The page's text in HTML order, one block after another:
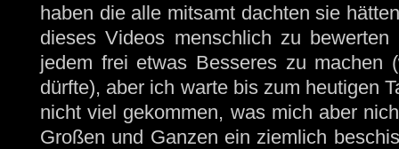
haben die alle mitsamt dachten sie
dieses Videos menschlich zu
jedem frei etwas Besseres zu machen
dürfte), aber ich warte bis zum heutigen
nicht viel gekommen, was mich aber
Großen und Ganzen ein ziemlich